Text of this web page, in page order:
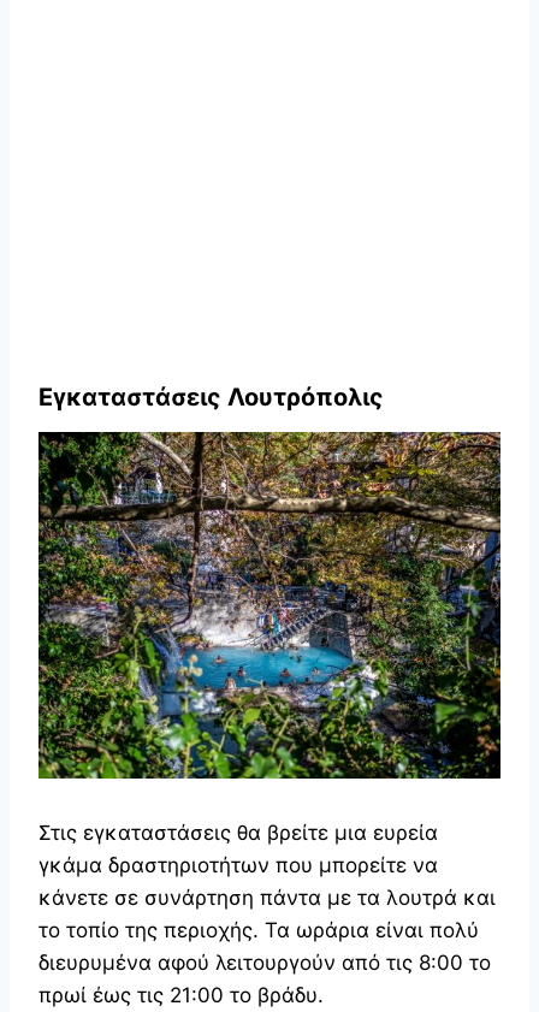
Εγκαταστάσεις Λουτρόπολις
Στις εγκαταστάσεις θα βρείτε μια ευρεία
γκάμα δραστηριοτήτων που μπορείτε να
κάνετε σε συνάρτηση πάντα με τα λουτρά και
το τοπίο της περιοχής. Τα ωράρια είναι πολύ
διευρυμένα αφού λειτουργούν από τις 8:00 το
πρωί έως τις 21:00 το βράδυ.